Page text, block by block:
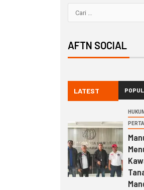
AFTN SOCIAL
LATEST